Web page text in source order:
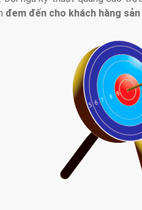
đem đến cho khách hàng